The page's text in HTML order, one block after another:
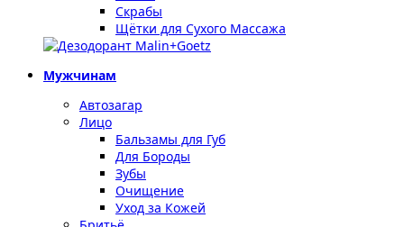
Скрабы
Щётки для Сухого Массажа
Мужчинам
Автозагар
Лицо
Бальзамы для Губ
Для Бороды
Зубы
Очищение
Уход за Кожей